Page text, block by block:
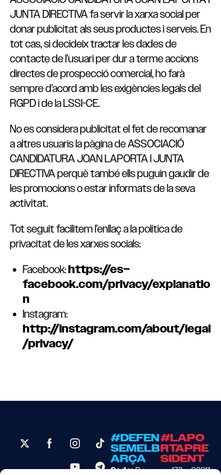
JUNTA DIRECTIVA fa servir la xarxa social per
donar publicitat als seus productes i serveis. En
tot cas, si decideix tractar les dades de
contacte de l’usuari per dur a terme accions
directes de prospecció comercial, ho farà
sempre d’acord amb les exigències legals del
RGPD i de la LSSI-CE.
No es considera publicitat el fet de recomanar
a altres usuaris la pàgina de ASSOCIACIÓ
CANDIDATURA JOAN LAPORTA I JUNTA
DIRECTIVA perquè també ells puguin gaudir de
les promocions o estar informats de la seva
activitat.
Tot seguit facilitem l’enllaç a la política de
privacitat de les xarxes socials:
Facebook:https://es–
facebook.com/privacy/explanatio
n
Instagram:
http://instagram.com/about/legal
/privacy/
#DEFEN
SEMELB
ARÇA
#LAPO
RTAPRE
SIDENT
Sede:Provenza, 173 – 08011